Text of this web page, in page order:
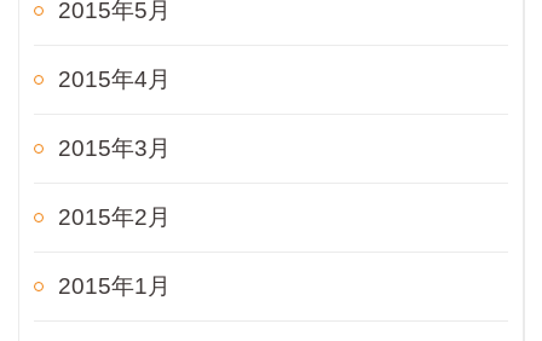
2015年5月
2015年4月
2015年3月
2015年2月
2015年1月